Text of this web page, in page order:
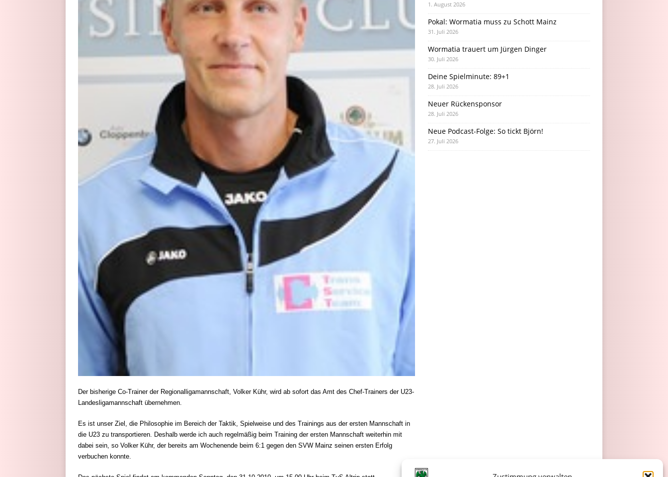
Der bisherige Co-Trainer der Regionalligamannschaft, Volker Kühr, wird ab sofort das Amt des Chef-Trainers der U23-
Landesligamannschaft übernehmen.
Es ist unser Ziel, die Philosophie im Bereich der Taktik, Spielweise und des Trainings aus der ersten Mannschaft in
die U23 zu transportieren. Deshalb werde ich auch regelmäßig beim Training der ersten Mannschaft weiterhin mit
dabei sein, so Volker Kühr, der bereits am Wochenende beim 6:1 gegen den SVW Mainz seinen ersten Erfolg
verbuchen konnte.
1. August 2026
Pokal: Wormatia muss zu Schott Mainz
31. Juli 2026
Wormatia trauert um Jürgen Dinger
30. Juli 2026
Deine Spielminute: 89+1
28. Juli 2026
Neuer Rückensponsor
28. Juli 2026
Neue Podcast-Folge: So tickt Björn!
27. Juli 2026